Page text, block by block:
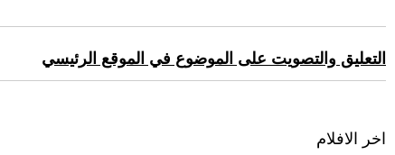
التعليق والتصويت على الموضوع في الموقع الرئيسي
اخر الافلام